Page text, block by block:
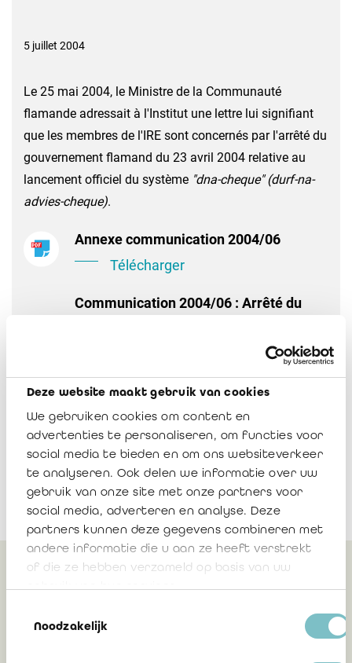
Deze website maakt gebruik van cookies
We gebruiken cookies om content en
advertenties te personaliseren, om functies voor
social media te bieden en om ons websiteverkeer
te analyseren. Ook delen we informatie over uw
gebruik van onze site met onze partners voor
social media, adverteren en analyse. Deze
partners kunnen deze gegevens combineren met
andere informatie die u aan ze heeft verstrekt
of die ze hebben verzameld op basis van uw
Noodzakelijk
5 juillet 2004
Le 25 mai 2004, le Ministre de la Communauté
flamande adressait à l'Institut une lettre lui signifiant
que les membres de l'IRE sont concernés par l'arrêté du
gouvernement flamand du 23 avril 2004 relative au
lancement officiel du système "dna-cheque" (durf-na-
advies-cheque).
Annexe communication 2004/06
Télécharger
Communication 2004/06 : Arrêté du
relative aux « starterscheques voor
Télécharger
Peut également vous
intéresser